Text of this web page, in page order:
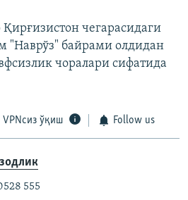
чегарасидаги
"Наврўз" байрами олдидан
чоралари сифатида
VPNсиз ўқиш Follow us
555